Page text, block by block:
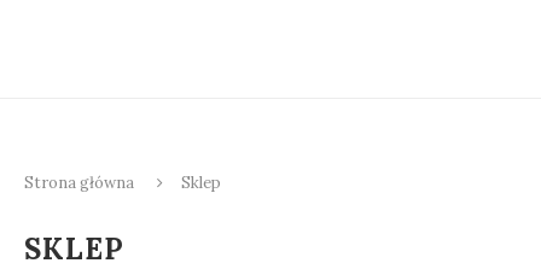
Strona główna Sklep
SKLEP